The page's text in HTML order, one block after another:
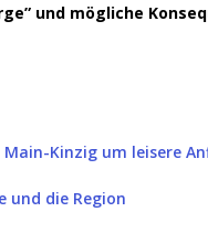
und mögliche
Kinzig um leisere
und die Region